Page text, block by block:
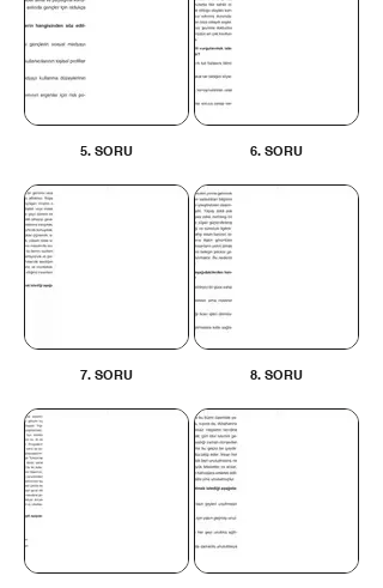
5. SORU 6. SORU
7. SORU 8. SORU